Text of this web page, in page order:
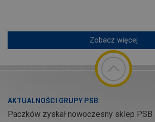
Zobacz więcej
AKTUALNOŚCI GRUPY PSB
Paczków zyskał nowoczesny sklep PSB